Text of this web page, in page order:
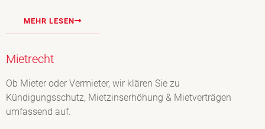
MEHR LESEN
Mietrecht
Ob Mieter oder Vermieter, wir klären Sie zu
Kündigungsschutz, Mietzinserhöhung & Mietverträgen
umfassend auf.